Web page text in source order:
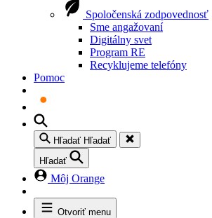
Spoločenská zodpovednosť
Sme angažovaní
Digitálny svet
Program RE
Recyklujeme telefóny
Pomoc
Hľadať Hľadať
Hľadať
Môj Orange
Otvoriť menu